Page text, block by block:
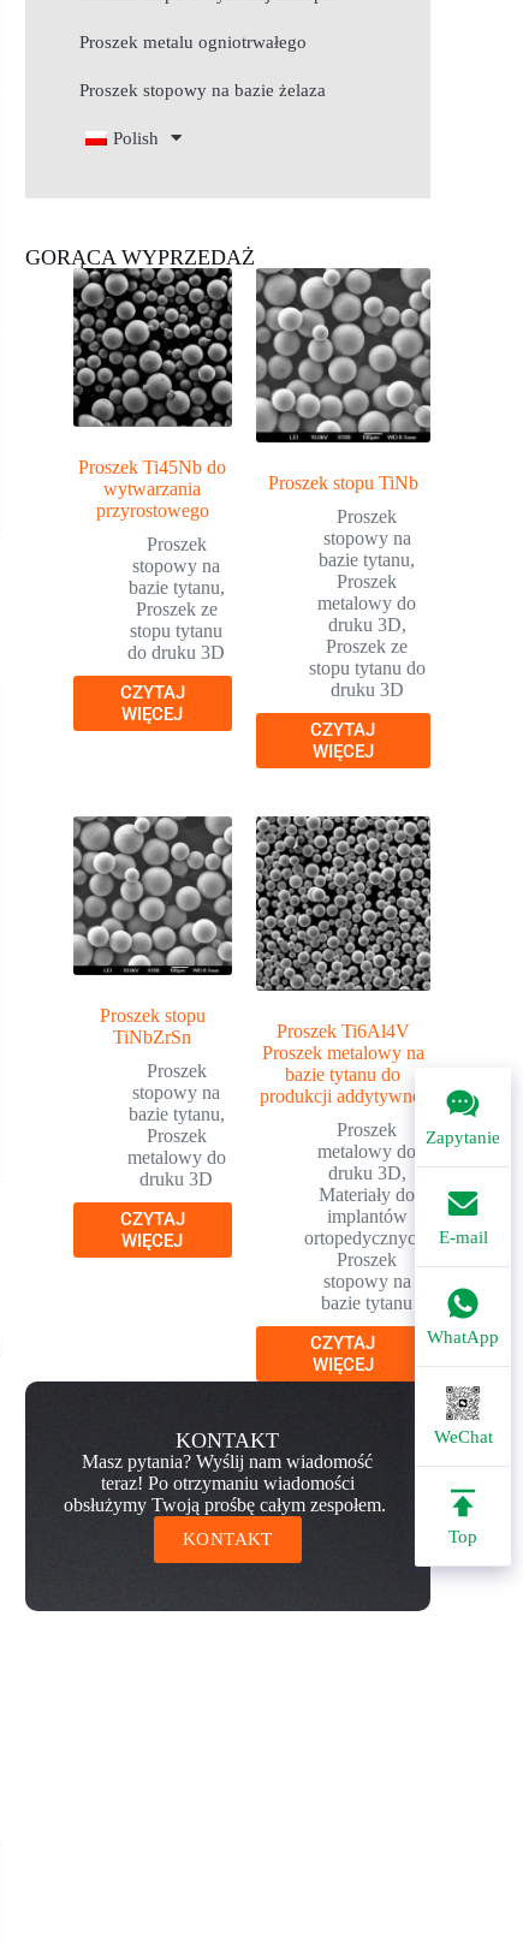
Zapytanie
E-mail
WhatApp
WeChat
Top
Proszek metalu ogniotrwałego
Proszek stopowy na bazie żelaza
Polish
GORĄCA WYPRZEDAŻ
Proszek Ti45Nb do
wytwarzania
przyrostowego
Proszek
stopowy na
bazie tytanu,
Proszek ze
stopu tytanu
do druku 3D
CZYTAJ
WIĘCEJ
Proszek stopu TiNb
Proszek
stopowy na
bazie tytanu,
Proszek
metalowy do
druku 3D,
Proszek ze
stopu tytanu do
druku 3D
CZYTAJ
WIĘCEJ
Proszek stopu
TiNbZrSn
Proszek
stopowy na
bazie tytanu,
Proszek
metalowy do
druku 3D
CZYTAJ
WIĘCEJ
Proszek Ti6Al4V
Proszek metalowy na
bazie tytanu do
produkcji addytywnej
Proszek
metalowy do
druku 3D,
Materiały do
implantów
ortopedycznych
Proszek
stopowy na
bazie tytanu
CZYTAJ
WIĘCEJ
KONTAKT
Masz pytania? Wyślij nam wiadomość
teraz! Po otrzymaniu wiadomości
obsłużymy Twoją prośbę całym zespołem.
KONTAKT